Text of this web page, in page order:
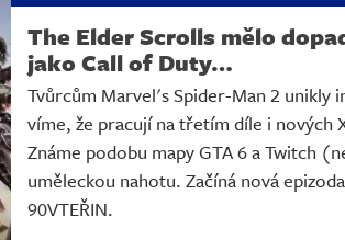
The Elder Scrolls mělo
jako Call of Duty…
Tvůrcům Marvel's Spider-Man 2 unikly
víme, že pracují na třetím díle i nových
Známe podobu mapy GTA 6 a Twitch
uměleckou nahotu. Začíná nová epizoda
90VTEŘIN.